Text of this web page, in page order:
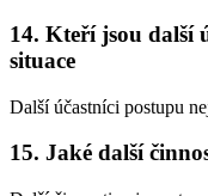
14. Kteří jsou další
situace
Další účastníci postupu
15. Jaké další